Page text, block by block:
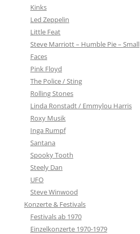
Kinks
Led Zeppelin
Little Feat
Steve Marriott – Humble Pie – Small
Faces
Pink Floyd
The Police / Sting
Rolling Stones
Linda Ronstadt / Emmylou Harris
Roxy Musik
Inga Rumpf
Santana
Spooky Tooth
Steely Dan
UFO
Steve Winwood
Konzerte & Festivals
Festivals ab 1970
Einzelkonzerte 1970-1979